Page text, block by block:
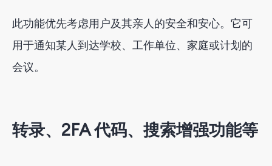
此功能优先考虑用户及其亲人的安全和安心。它可
用于通知某人到达学校、工作单位、家庭或计划的
会议。
转录、2FA 代码、搜索增强功能等